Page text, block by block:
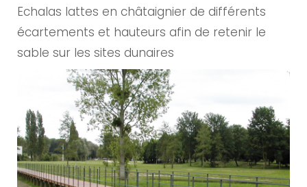
Echalas lattes en châtaignier de différents
écartements et hauteurs afin de retenir le
sable sur les sites dunaires